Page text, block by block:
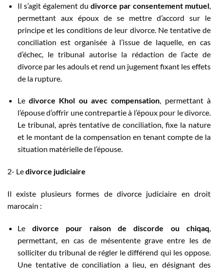
Il s’agit également du divorce par consentement mutuel
permettant aux époux de se mettre d’accord sur le
principe et les conditions de leur divorce. Ne tentative de
conciliation est organisée à l’issue de laquelle, en cas
d’échec, le tribunal autorise la rédaction de l’acte de
divorce par les adouls et rend un jugement fixant les effets
de la rupture.
Ledivorce Khol ou avec compensation, permettant à
l’épouse d’offrir une contrepartie à l’époux pour le divorce.
Le tribunal, après tentative de conciliation, fixe la nature
et le montant de la compensation en tenant compte de la
situation matérielle de l’épouse.
2- Ledivorce judiciaire
Il existe plusieurs formes de divorce judiciaire en droit
marocain :
Ledivorce pour raison de discorde ou chiqaq,
permettant, en cas de mésentente grave entre les de
solliciter du tribunal de régler le différend qui les oppose.
Une tentative de conciliation a lieu, en désignant des